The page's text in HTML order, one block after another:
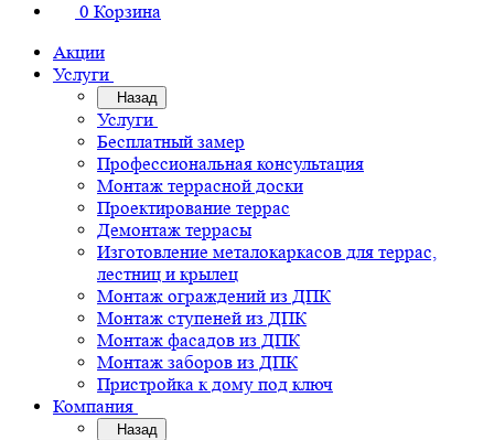
0 Корзина
Акции
Услуги
Назад
Услуги
Бесплатный замер
Профессиональная консультация
Монтаж террасной доски
Проектирование террас
Демонтаж террасы
Изготовление металокаркасов для террас,
лестниц и крылец
Монтаж ограждений из ДПК
Монтаж ступеней из ДПК
Монтаж фасадов из ДПК
Монтаж заборов из ДПК
Пристройка к дому под ключ
Компания
Назад